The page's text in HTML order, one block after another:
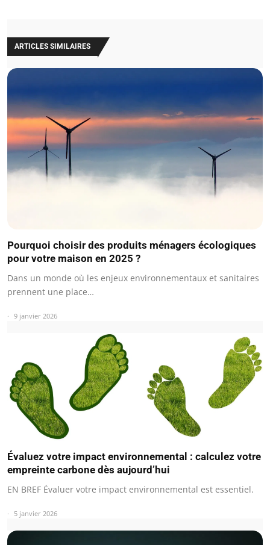
ARTICLES SIMILAIRES
Pourquoi choisir des produits ménagers écologiques
pour votre maison en 2025 ?
Dans un monde où les enjeux environnementaux et sanitaires
prennent une place…
9 janvier 2026
Évaluez votre impact environnemental : calculez votre
empreinte carbone dès aujourd’hui
EN BREF Évaluer votre impact environnemental est essentiel.
5 janvier 2026